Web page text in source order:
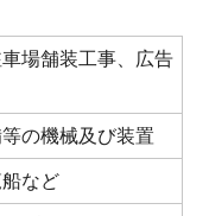
場舗装工事、広告
の機械及び装置
など